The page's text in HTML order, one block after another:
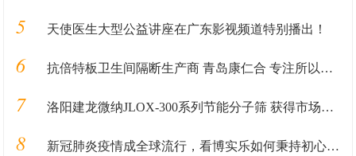
5 天使医生大型公益讲座在广东影视频道特别播出！
6 抗倍特板卫生间隔断生产商 青岛康仁合 专注所以更专业
7 洛阳建龙微纳JLOX-300系列节能分子筛 获得市场好评
8 新冠肺炎疫情成全球流行，看博实乐如何秉持初心、援驰海外学子